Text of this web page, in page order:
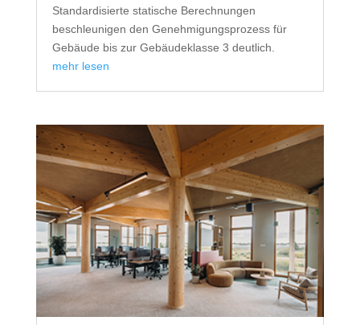
Standardisierte statische Berechnungen
beschleunigen den Genehmigungsprozess für
Gebäude bis zur Gebäudeklasse 3 deutlich.
mehr lesen